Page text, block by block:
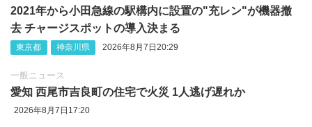
2021年から小田急線の駅構内に設置の"充レン"が機器撤
去 チャージスポットの導入決まる
東京都 神奈川県 2026年8月7日20:29
一般ニュース
愛知 西尾市吉良町の住宅で火災 1人逃げ遅れか
2026年8月7日17:20